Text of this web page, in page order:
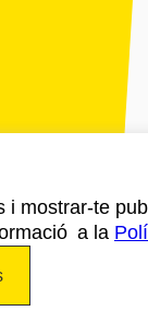
mostrar-te
a la